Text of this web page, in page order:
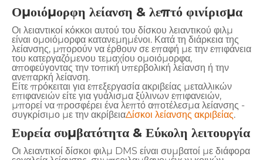
Ομοιόμορφη λείανση & λεπτό φινίρισμα
Οι λειαντικοί κόκκοι αυτού του δίσκου λειαντικού φιλμ
είναι ομοιόμορφα κατανεμημένοι. Κατά τη διάρκεια της
λείανσης, μπορούν να έρθουν σε επαφή με την επιφάνεια
του κατεργαζόμενου τεμαχίου ομοιόμορφα,
αποφεύγοντας την τοπική υπερβολική λείανση ή την
ανεπαρκή λείανση.
Είτε πρόκειται για επεξεργασία ακριβείας μεταλλικών
επιφανειών είτε για γυάλισμα ξύλινων επιφανειών,
μπορεί να προσφέρει ένα λεπτό αποτέλεσμα λείανσης -
συγκρίσιμο με την ακρίβειαΔίσκοι λείανσης ακριβείας.
Ευρεία συμβατότητα & Εύκολη λειτουργία
Οι λειαντικοί δίσκοι φιλμ DMS είναι συμβατοί με διάφορα